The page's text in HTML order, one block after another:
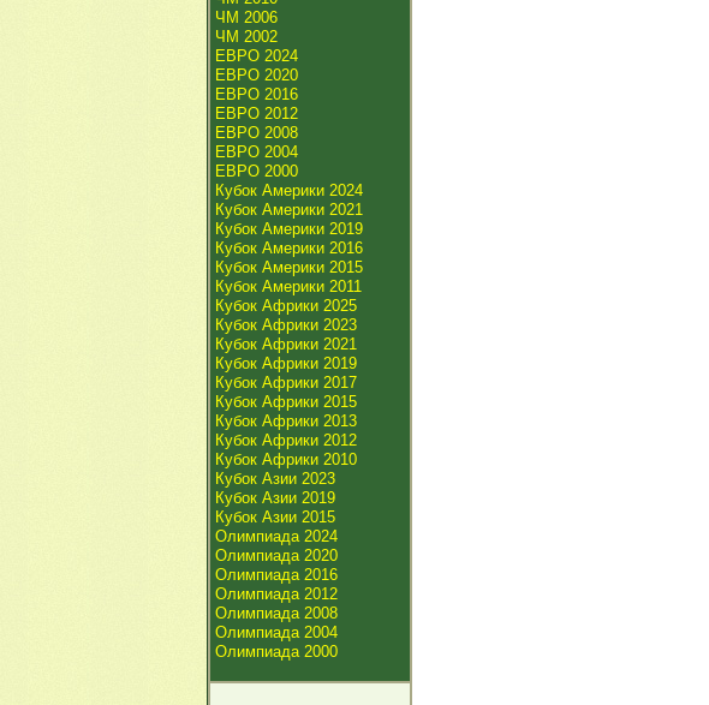
ЧМ 2006
ЧМ 2002
ЕВРО 2024
ЕВРО 2020
ЕВРО 2016
ЕВРО 2012
ЕВРО 2008
ЕВРО 2004
ЕВРО 2000
Кубок Америки 2024
Кубок Америки 2021
Кубок Америки 2019
Кубок Америки 2016
Кубок Америки 2015
Кубок Америки 2011
Кубок Африки 2025
Кубок Африки 2023
Кубок Африки 2021
Кубок Африки 2019
Кубок Африки 2017
Кубок Африки 2015
Кубок Африки 2013
Кубок Африки 2012
Кубок Африки 2010
Кубок Азии 2023
Кубок Азии 2019
Кубок Азии 2015
Олимпиада 2024
Олимпиада 2020
Олимпиада 2016
Олимпиада 2012
Олимпиада 2008
Олимпиада 2004
Олимпиада 2000